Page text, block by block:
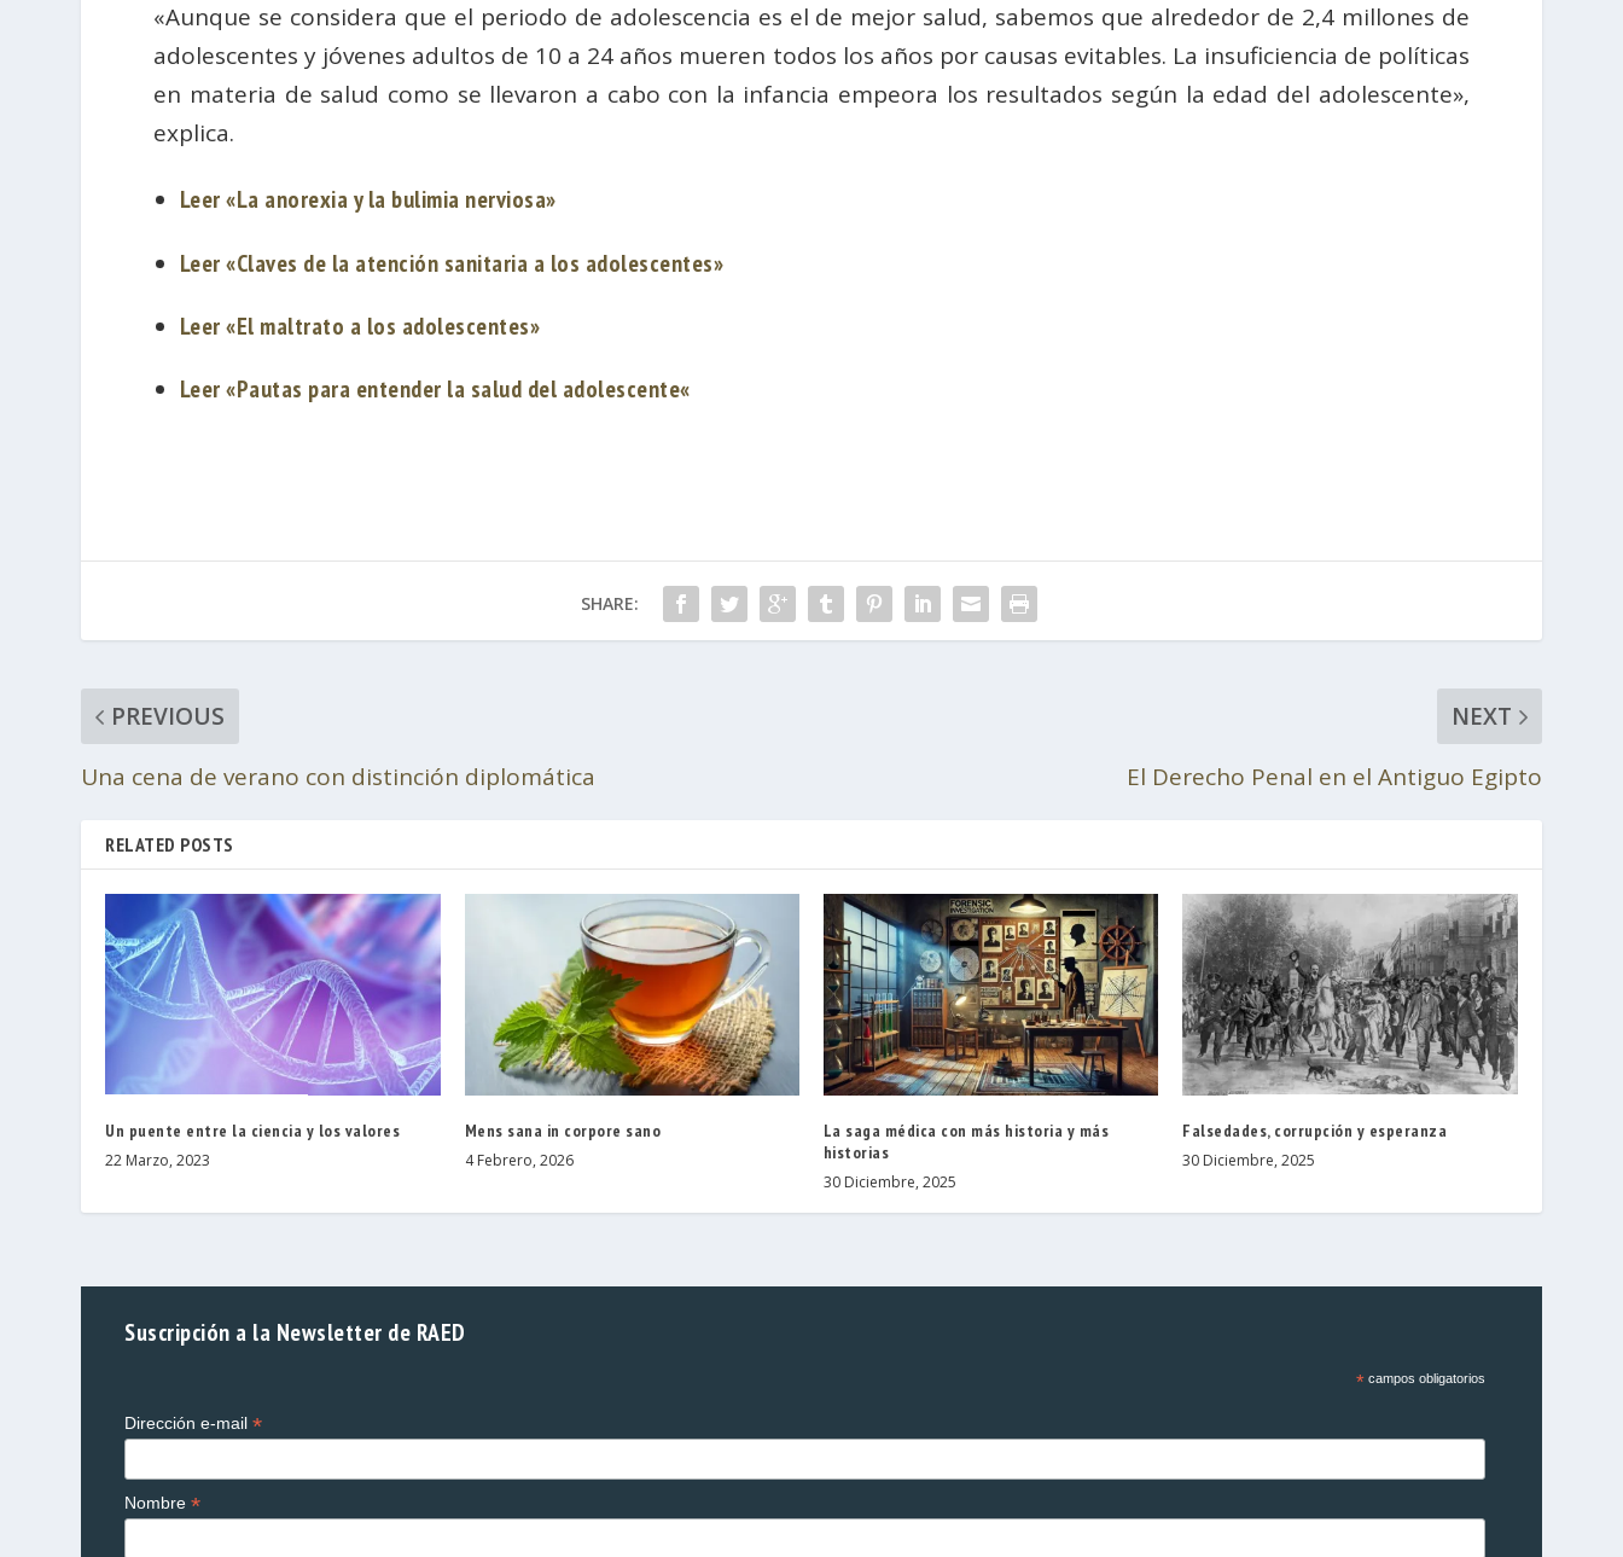
«Aunque se considera que el periodo de adolescencia es el de mejor salud, sabemos que alrededor de 2,4 millones de
adolescentes y jóvenes adultos de 10 a 24 años mueren todos los años por causas evitables. La insuficiencia de políticas
en materia de salud como se llevaron a cabo con la infancia empeora los resultados según la edad del adolescente»,
explica.
Leer «La anorexia y la bulimia nerviosa»
Leer «Claves de la atención sanitaria a los adolescentes»
Leer «El maltrato a los adolescentes»
Leer «Pautas para entender la salud del adolescente«
SHARE:
PREVIOUS
Una cena de verano con distinción diplomática
NEXT
El Derecho Penal en el Antiguo Egipto
RELATED POSTS
Un puente entre la ciencia y los valores
22 Marzo, 2023
Mens sana in corpore sano
4 Febrero, 2026
La saga médica con más historia y más
historias
30 Diciembre, 2025
Falsedades, corrupción y esperanza
30 Diciembre, 2025
Suscripción a la Newsletter de RAED
*campos obligatorios
Dirección e-mail*
Nombre*